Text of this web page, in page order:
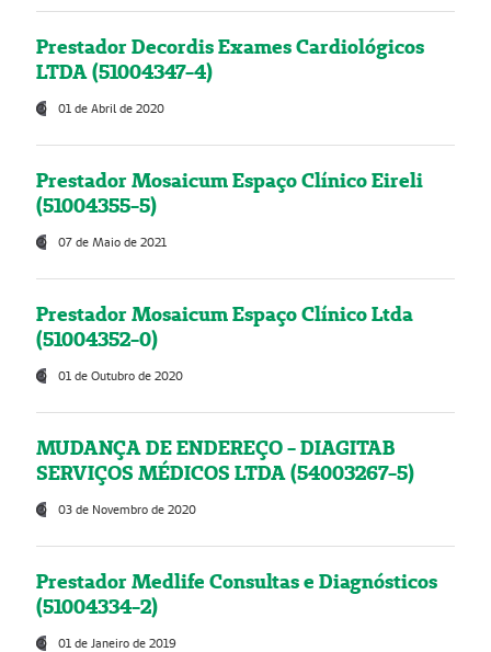
Prestador Decordis Exames Cardiológicos
LTDA (51004347-4)
01 de Abril de 2020
Prestador Mosaicum Espaço Clínico Eireli
(51004355-5)
07 de Maio de 2021
Prestador Mosaicum Espaço Clínico Ltda
(51004352-0)
01 de Outubro de 2020
MUDANÇA DE ENDEREÇO - DIAGITAB
SERVIÇOS MÉDICOS LTDA (54003267-5)
03 de Novembro de 2020
Prestador Medlife Consultas e Diagnósticos
(51004334-2)
01 de Janeiro de 2019